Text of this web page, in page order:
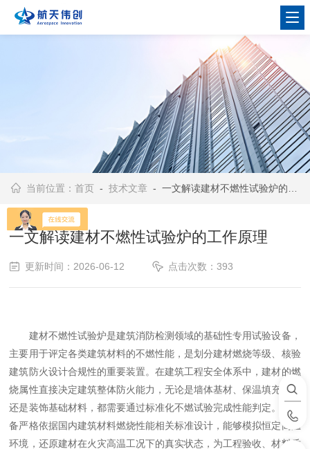
当前位置：首页 -技术文章 - 一文解读建材不燃性试验炉的工作原理
一文解读建材不燃性试验炉的工作原理
更新时间：2026-06-12 点击次数：393
建材不燃性试验炉是建筑消防检测领域的基础性专用试验设备，
主要用于评定各类建筑材料的不燃性能，是划分建材燃烧等级、核验
建筑防火设计合规性的重要装置。在建筑工程安全体系中，建材的燃
烧属性直接决定建筑整体防火能力，无论是墙体基材、保温填充材料
还是装饰基础材料，都需要通过标准化不燃试验完成性能判定。该设
备严格依据国内建筑材料燃烧性能相关标准设计，能够模拟恒定高温
环境，还原建材在火灾高温工况下的真实状态，为工程验收、材料质